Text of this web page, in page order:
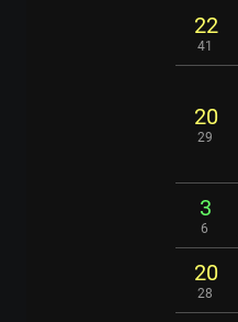
22
41
20
29
3
6
20
28